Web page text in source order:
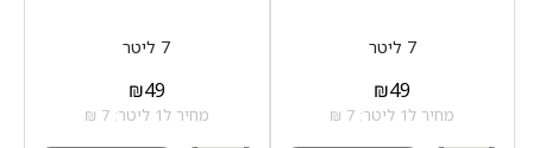
7 ליטר
₪49
מחיר ל1 ליטר: 7 ₪
7 ליטר
₪49
מחיר ל1 ליטר: 7 ₪